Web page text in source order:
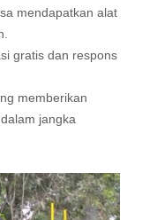
mendapatkan alat
gratis dan respons
memberikan
jangka